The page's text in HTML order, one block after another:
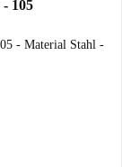
105
- Material Stahl -